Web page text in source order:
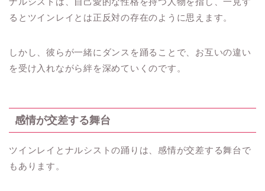
るとツインレイとは正反対の存在のように思えます。
しかし、彼らが一緒にダンスを踊ることで、お互いの違い
を受け入れながら絆を深めていくのです。
感情が交差する舞台
ツインレイとナルシストの踊りは、感情が交差する舞台で
もあります。